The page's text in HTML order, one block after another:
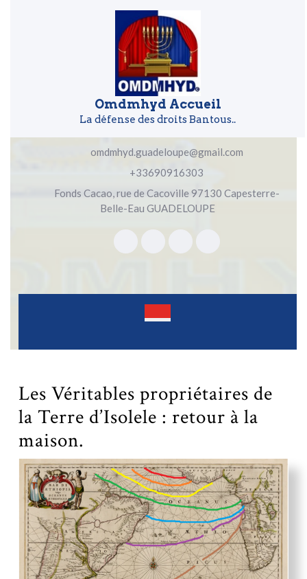
Omdmhyd Accueil
La défense des droits Bantous..
omdmhyd.guadeloupe@gmail.com
+33690916303
Fonds Cacao, rue de Cacoville 97130 Capesterre-
Belle-Eau GUADELOUPE
Les Véritables propriétaires de
la Terre d’Isolele : retour à la
maison.